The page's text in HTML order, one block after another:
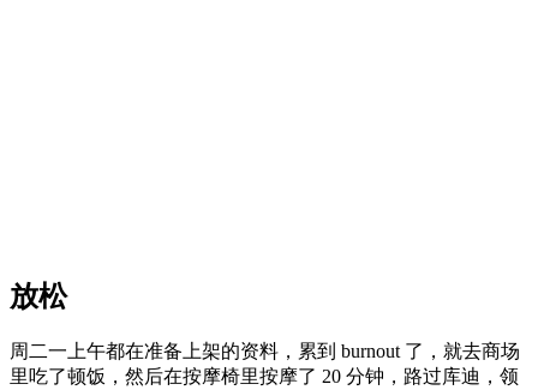
放松
周二一上午都在准备上架的资料，累到 burnout 了，就去商场
里吃了顿饭，然后在按摩椅里按摩了 20 分钟，路过库迪，领